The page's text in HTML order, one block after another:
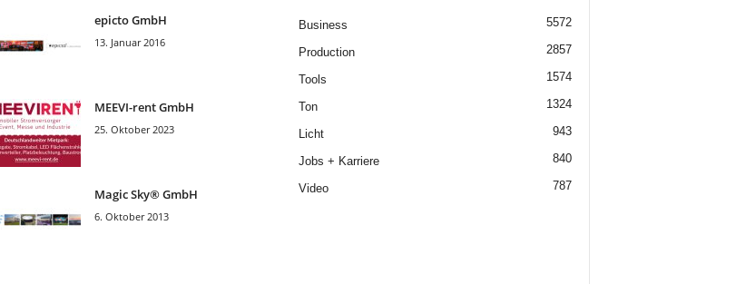
epicto GmbH
13. Januar 2016
MEEVI-rent GmbH
25. Oktober 2023
Magic Sky® GmbH
6. Oktober 2013
Business 5572
Production 2857
Tools 1574
Ton 1324
Licht 943
Jobs + Karriere 840
Video 787